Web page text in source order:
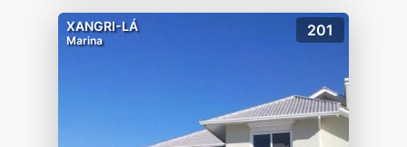
XANGRI-LÁ
Marina
201